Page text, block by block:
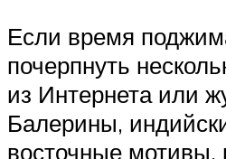
Если время
почерпнуть
из Интернета или
Балерины,
восточные